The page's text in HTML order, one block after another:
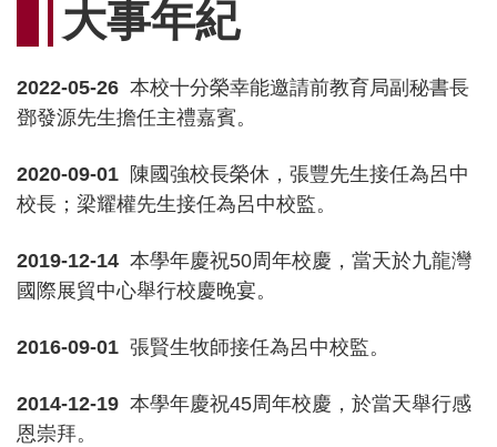
大事年紀
2022-05-26 本校十分榮幸能邀請前教育局副秘書長
鄧發源先生擔任主禮嘉賓。
2020-09-01 陳國強校長榮休，張豐先生接任為呂中
校長；梁耀權先生接任為呂中校監。
2019-12-14 本學年慶祝50周年校慶，當天於九龍灣
國際展貿中心舉行校慶晚宴。
2016-09-01 張賢生牧師接任為呂中校監。
2014-12-19 本學年慶祝45周年校慶，於當天舉行感
恩崇拜。